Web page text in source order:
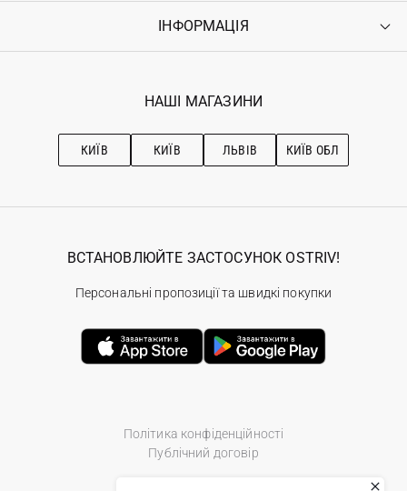
Повернення
Гарантія
Увійти
Ostriv Club+
ІНФОРМАЦІЯ
Наші магазини
Рекомендації з догляду
НАШІ МАГАЗИНИ
КИЇВ КИЇВ ЛЬВІВ КИЇВ ОБЛ
Політика конфіденційності
Публічний договір
ВСТАНОВЛЮЙТЕ ЗАСТОСУНОК OSTRIV!
Персональні пропозиції та швидкі покупки